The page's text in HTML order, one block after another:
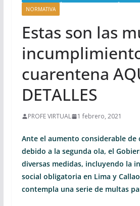
NORMATIVA
Estas son las
cuarentena
DETALLES
PROFE VIRTUAL 1 febrero, 2021
Ante el aumento considerable de
debido a la segunda ola, el
diversas medidas, incluyendo la
social obligatoria en Lima y
contempla una serie de multas